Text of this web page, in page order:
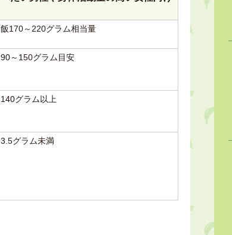
飯170～220グラム相当量
90～150グラム目安
140グラム以上
3.5グラム未満